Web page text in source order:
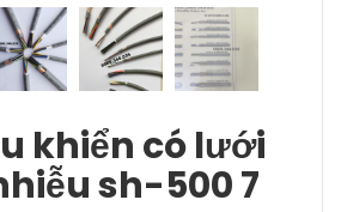
khiển có lưới
sh-500 7